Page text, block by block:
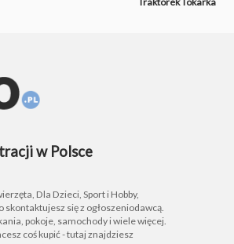
w Polsce
Dla Dzieci, Sport i Hobby,
skontaktujesz się z ogłoszeniodawcą.
pokoje, samochody i wiele więcej.
coś kupić - tutaj znajdziesz